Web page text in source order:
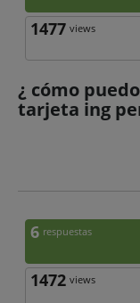
1477 views
¿ cómo
tarjeta ing
6 respuestas
1472 views